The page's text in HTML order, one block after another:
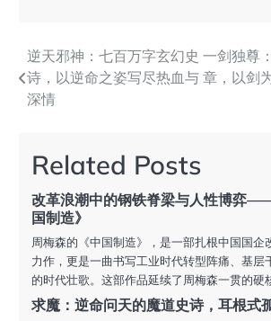
文
章
航
逆天邪神：七百万字玄幻史
诗，以逆命之姿写尽热血与
深情
一剑独尊
章，以剑
Related Posts
改革浪潮中的钢铁脊梁与人性博弈
国制造》
周梅森的《中国制造》，是一部扎根中国国企
力作，更是一曲书写工业时代转型阵痛、基层
的时代壮歌。这部作品延续了周梅森一贯的硬
求魔：逆命问天的魔道史诗，耳根式